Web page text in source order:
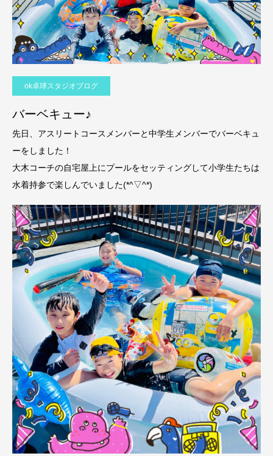
ok卓球スタジオブログ
バーベキュー♪
先日、アスリートコースメンバーと中学生メンバーでバーベキュ
ーをしました！
大木コーチの自宅屋上にプールをセッティングして小学生たちは
水着持参で楽しんでいました(*^▽^*)